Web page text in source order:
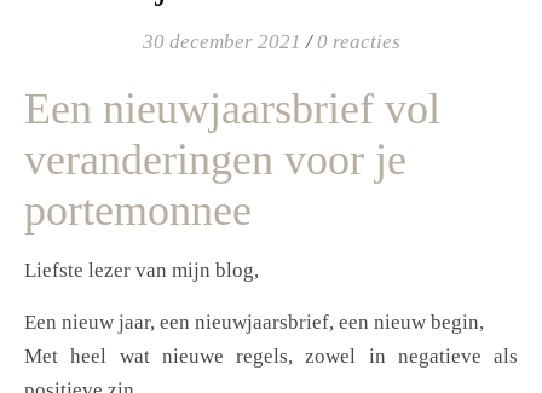
30 december 2021 / 0 reacties
Een nieuwjaarsbrief vol
veranderingen voor je
portemonnee
Liefste lezer van mijn blog,
Een nieuw jaar, een nieuwjaarsbrief, een nieuw begin,
Met heel wat nieuwe regels, zowel in negatieve als